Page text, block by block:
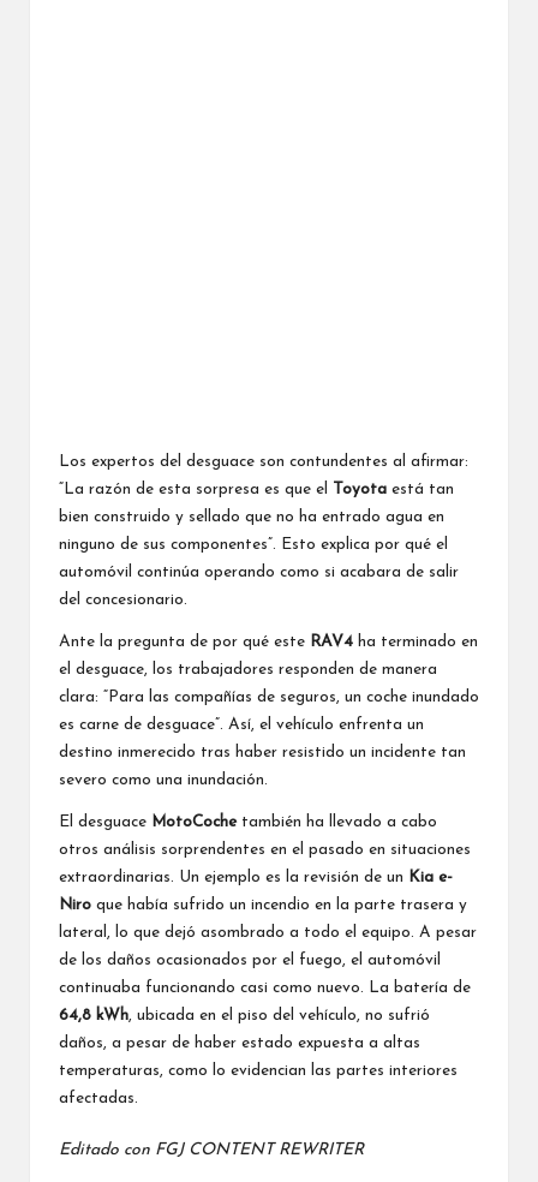
Los expertos del desguace son contundentes al afirmar:
“La razón de esta sorpresa es que el
Toyota está tan
bien construido y sellado que no ha entrado agua en
ninguno de sus componentes”. Esto explica por qué el
automóvil continúa operando como si acabara de salir
del concesionario.
Ante la pregunta de por qué este RAV4 ha terminado en
el desguace, los trabajadores responden de manera
clara: “Para las compañías de seguros, un coche inundado
es carne de desguace”. Así, el vehículo enfrenta un
destino inmerecido tras haber resistido un incidente tan
severo como una inundación.
El desguace MotoCochetambién ha llevado a cabo
otros análisis sorprendentes en el pasado en situaciones
extraordinarias. Un ejemplo es la revisión de un
Kia e-
Niro que había sufrido un incendio en la parte trasera y
lateral, lo que dejó asombrado a todo el equipo. A pesar
de los daños ocasionados por el fuego, el automóvil
continuaba funcionando casi como nuevo. La batería de
64,8 kWh , ubicada en el piso del vehículo, no sufrió
daños, a pesar de haber estado expuesta a altas
temperaturas, como lo evidencian las partes interiores
afectadas.
Editado con FGJ CONTENT REWRITER